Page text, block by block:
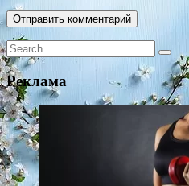
Search
for:
Реклама